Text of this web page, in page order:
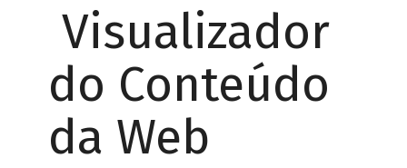
Visualizador
do Conteúdo
da Web